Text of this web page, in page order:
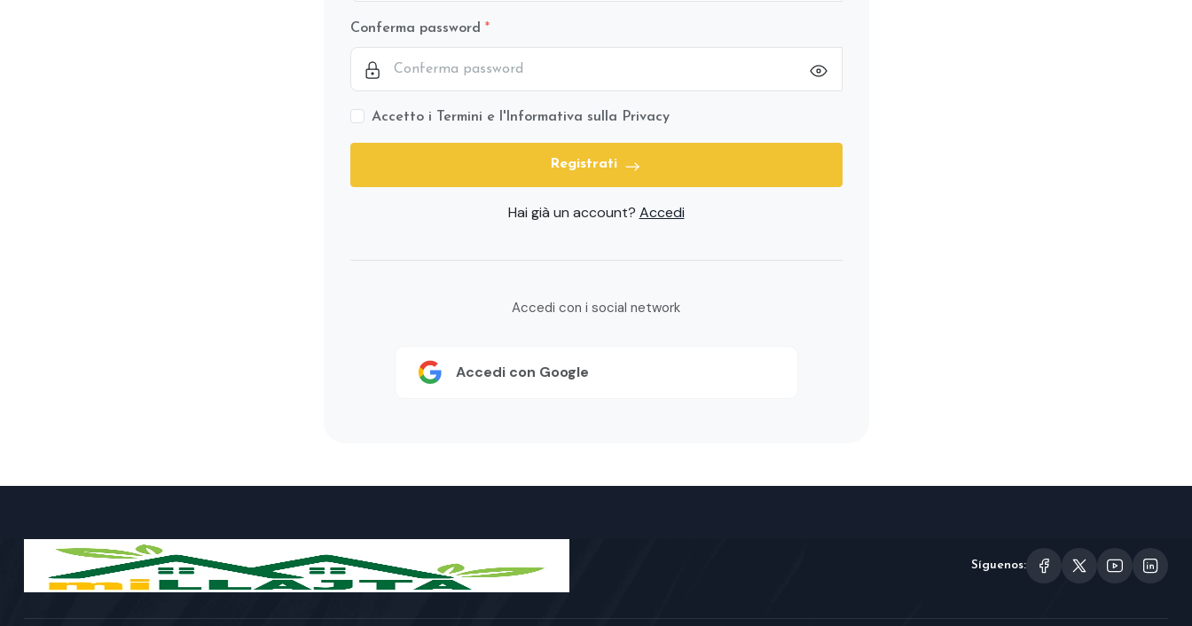
Conferma password
Accetto i Termini e l'Informativa sulla Privacy
Registrati
Hai già un account? Accedi
Accedi con i social network
Accedi con Google
Síguenos: